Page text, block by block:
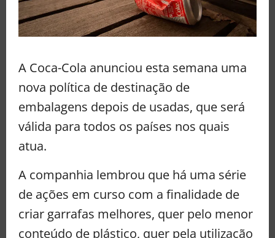
A Coca-Cola anunciou esta semana uma
nova política de destinação de
embalagens depois de usadas, que será
válida para todos os países nos quais
atua.
A companhia lembrou que há uma série
de ações em curso com a finalidade de
criar garrafas melhores, quer pelo menor
conteúdo de plástico, quer pela utilização